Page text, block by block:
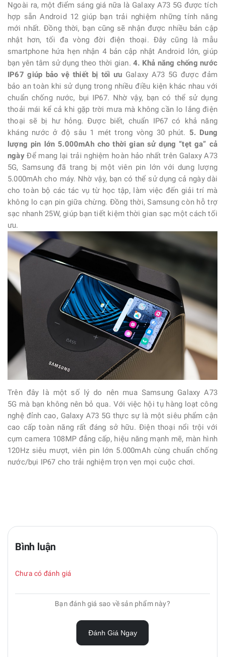
Ngoài ra, một điểm sáng giá nữa là Galaxy A73 5G được tích
hợp sẵn Android 12 giúp bạn trải nghiệm những tính năng
mới nhất. Đồng thời, bạn cũng sẽ nhận được nhiều bản cập
nhật hơn, tối đa vòng đời điện thoại. Đây cũng là mẫu
smartphone hứa hẹn nhận 4 bản cập nhật Android lớn, giúp
bạn yên tâm sử dụng theo thời gian.4. Khả năng chống nước
IP67 giúp bảo vệ thiết bị tối ưu Galaxy A73 5G được đảm
bảo an toàn khi sử dụng trong nhiều điều kiện khác nhau với
chuẩn chống nước, bụi IP67. Nhờ vậy, bạn có thể sử dụng
thoải mái kể cả khi gặp trời mưa mà không cần lo lắng điện
thoại sẽ bị hư hỏng. Được biết, chuẩn IP67 có khả năng
kháng nước ở độ sâu 1 mét trong vòng 30 phút. 5. Dung
lượng pin lớn 5.000mAh cho thời gian sử dụng “tẹt ga” cả
ngàyĐể mang lại trải nghiệm hoàn hảo nhất trên Galaxy A73
5G, Samsung đã trang bị một viên pin lớn với dung lượng
5.000mAh cho máy. Nhờ vậy, bạn có thể sử dụng cả ngày dài
cho toàn bộ các tác vụ từ học tập, làm việc đến giải trí mà
không lo cạn pin giữa chừng. Đồng thời, Samsung còn hỗ trợ
sạc nhanh 25W, giúp bạn tiết kiệm thời gian sạc một cách tối
ưu.
Trên đây là một số lý do nên mua Samsung Galaxy A73
5G mà bạn không nên bỏ qua. Với việc hội tụ hàng loạt công
nghệ đỉnh cao, Galaxy A73 5G thực sự là một siêu phẩm cận
cao cấp toàn năng rất đáng sở hữu. Điện thoại nổi trội với
cụm camera 108MP đẳng cấp, hiệu năng mạnh mẽ, màn hình
120Hz siêu mượt, viên pin lớn 5.000mAh cùng chuẩn chống
nước/bụi IP67 cho trải nghiệm trọn vẹn mọi cuộc chơi.
Bình luận
Chưa có đánh giá
Bạn đánh giá sao về sản phẩm này?
Đánh Giá Ngay